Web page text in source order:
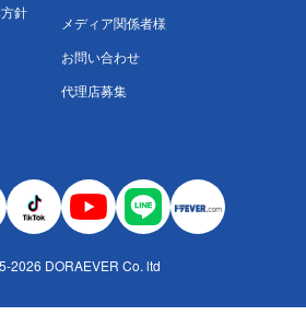
針
メディア関係者様
お問い合わせ
代理店募集
2026 DORAEVER Co. ltd